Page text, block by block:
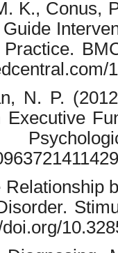
K., Conus,
N. P.